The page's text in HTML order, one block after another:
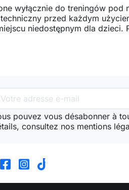
wyłącznie do treningów
przed każdym
niedostępnym dla dzieci.
pouvez vous désabonner à
consultez nos mentions